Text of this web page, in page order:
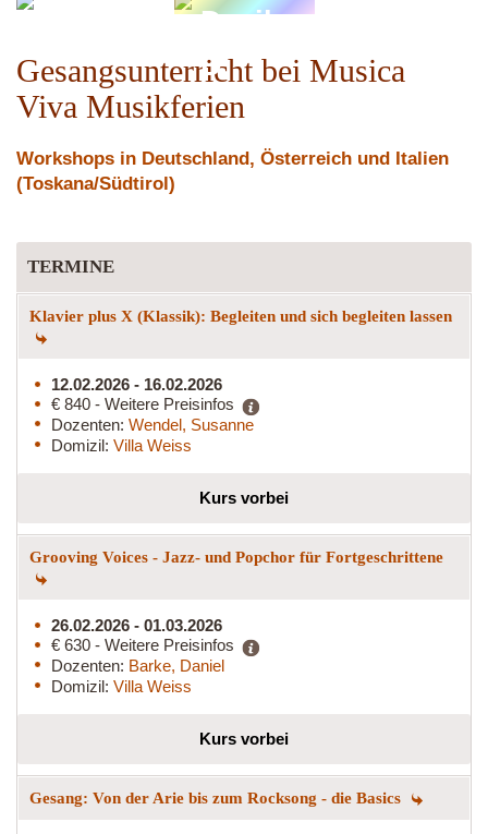
Devils
D
Gesangsunterricht bei Musica
Viva Musikferien
Workshops in Deutschland, Österreich und Italien
(Toskana/Südtirol)
TERMINE
Klavier plus X (Klassik): Begleiten und sich begleiten lassen
12.02.2026 - 16.02.2026
€ 840 - Weitere Preisinfos
Dozenten: Wendel, Susanne
Domizil: Villa Weiss
Kurs vorbei
Grooving Voices - Jazz- und Popchor für Fortgeschrittene
26.02.2026 - 01.03.2026
€ 630 - Weitere Preisinfos
Dozenten: Barke, Daniel
Domizil: Villa Weiss
Kurs vorbei
Gesang: Von der Arie bis zum Rocksong - die Basics